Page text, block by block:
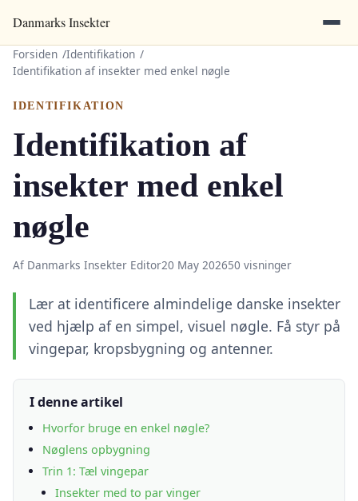
Danmarks Insekter
Forsiden Identifikation
Identifikation af insekter med enkel nøgle
IDENTIFIKATION
Identifikation af
insekter med enkel
nøgle
Af Danmarks Insekter Editor20 May 202650 visninger
Lær at identificere almindelige danske insekter
ved hjælp af en simpel, visuel nøgle. Få styr på
vingepar, kropsbygning og antenner.
I denne artikel
Hvorfor bruge en enkel nøgle?
Nøglens opbygning
Trin 1: Tæl vingepar
Insekter med to par vinger